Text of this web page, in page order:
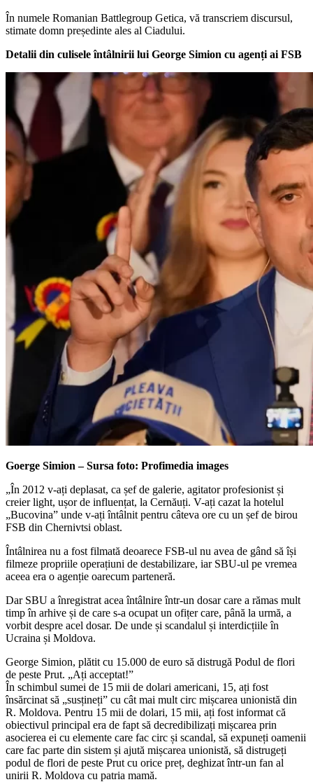
În numele Romanian Battlegroup Getica, vă transcriem discursul,
stimate domn președinte ales al Ciadului.
Detalii din culisele întâlnirii lui George Simion cu agenți ai FSB
Goerge Simion – Sursa foto: Profimedia images
„În 2012 v-ați deplasat, ca șef de galerie, agitator profesionist și
creier light, ușor de influențat, la Cernăuți. V-ați cazat la hotelul
„Bucovina” unde v-ați întâlnit pentru câteva ore cu un șef de birou
FSB din Chernivtsi oblast.
Întâlnirea nu a fost filmată deoarece FSB-ul nu avea de gând să își
filmeze propriile operațiuni de destabilizare, iar SBU-ul pe vremea
aceea era o agenție oarecum parteneră.
Dar SBU a înregistrat acea întâlnire într-un dosar care a rămas mult
timp în arhive și de care s-a ocupat un ofițer care, până la urmă, a
vorbit despre acel dosar. De unde și scandalul și interdicțiile în
Ucraina și Moldova.
George Simion, plătit cu 15.000 de euro să distrugă Podul de flori
de peste Prut. „Ați acceptat!”
În schimbul sumei de 15 mii de dolari americani, 15, ați fost
însărcinat să „susțineți” cu cât mai mult circ mișcarea unionistă din
R. Moldova. Pentru 15 mii de dolari, 15 mii, ați fost informat că
obiectivul principal era de fapt să decredibilizați mișcarea prin
asocierea ei cu elemente care fac circ și scandal, să expuneți oamenii
care fac parte din sistem și ajută mișcarea unionistă, să distrugeți
podul de flori de peste Prut cu orice preț, deghizat într-un fan al
unirii R. Moldova cu patria mamă.